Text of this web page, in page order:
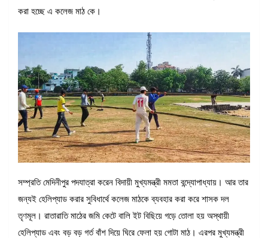
করা হচ্ছে এ কলেজ মাঠ কে।
সম্প্রতি মেদিনীপুর পদযাত্রা করেন বিদায়ী মুখ্যমন্ত্রী মমতা বন্দ্যোপাধ্যায়। আর তার
জন্যই হেলিপ্যাড করার সুবিধার্থে কলেজ মাঠকে ব্যবহার করা করে শাসক দল
তৃণমূল। রাতারাতি মাঠের জমি কেটে বালি ইট বিছিয়ে গড়ে তোলা হয় অস্থায়ী
হেলিপ্যাড এবং বড় বড় গর্ত বাঁশ দিয়ে ঘিরে ফেলা হয় গোটা মাঠ। এরপর মুখ্যমন্ত্রী